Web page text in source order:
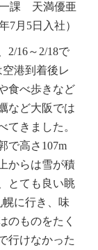
課 天満優亜
7月5日入社）
2/16～2/18で
港到着後レ
食べ歩きなど
など大阪では
てきました。
で高さ107m
からは雪が積
とても良い眺
に行き、味
のものをたく
行けなかった